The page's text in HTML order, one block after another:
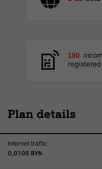
150
registered
Plan details
Internet traffic
0,0105 BYN